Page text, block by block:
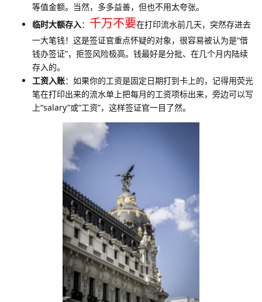
等值金额。当然，多多益善，但也不用太夸张。
临时大额存入： 千万不要在打印流水前几天，突然存进去
一大笔钱！这是签证官重点怀疑的对象，很容易被认为是“借
钱办签证”，拒签风险极高。钱最好是分批、在几个月内陆续
存入的。
工资入账：如果你的工资是固定日期打到卡上的，记得用荧光
笔在打印出来的流水单上把每月的工资项标出来，旁边可以写
上“salary”或“工资”，这样签证官一目了然。